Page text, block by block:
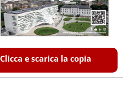
Clicca e scarica la copia